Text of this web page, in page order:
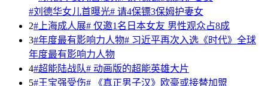
#刘德华女儿首曝光# 请4保镖3保姆护妻女
2#上海成人展# 仅邀1名日本女友 男性观众占8成
3#年度最有影响力人物# 习近平再次入选《时代》全球
年度最有影响力人物
4#超能陆战队# 动画版的超能英雄大片
5#王宝强受伤# 《真正男子汉》欧豪或接替加盟